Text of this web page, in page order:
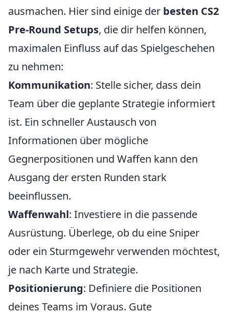
ausmachen. Hier sind einige der besten CS2
Pre-Round Setups, die dir helfen können,
maximalen Einfluss auf das Spielgeschehen
zu nehmen:
Kommunikation: Stelle sicher, dass dein
Team über die geplante Strategie informiert
ist. Ein schneller Austausch von
Informationen über mögliche
Gegnerpositionen und Waffen kann den
Ausgang der ersten Runden stark
beeinflussen.
Waffenwahl: Investiere in die passende
Ausrüstung. Überlege, ob du eine Sniper
oder ein Sturmgewehr verwenden möchtest,
je nach Karte und Strategie.
Positionierung: Definiere die Positionen
deines Teams im Voraus. Gute